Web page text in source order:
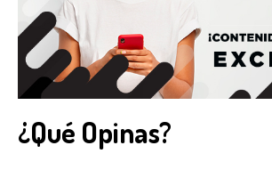
¿Qué Opinas?